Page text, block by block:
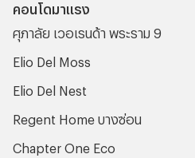
คอนโดมาแรง
ศุภาลัย เวอเรนด้า พระราม 9
Elio Del Moss
Elio Del Nest
Regent Home บางซ่อน
Chapter One Eco